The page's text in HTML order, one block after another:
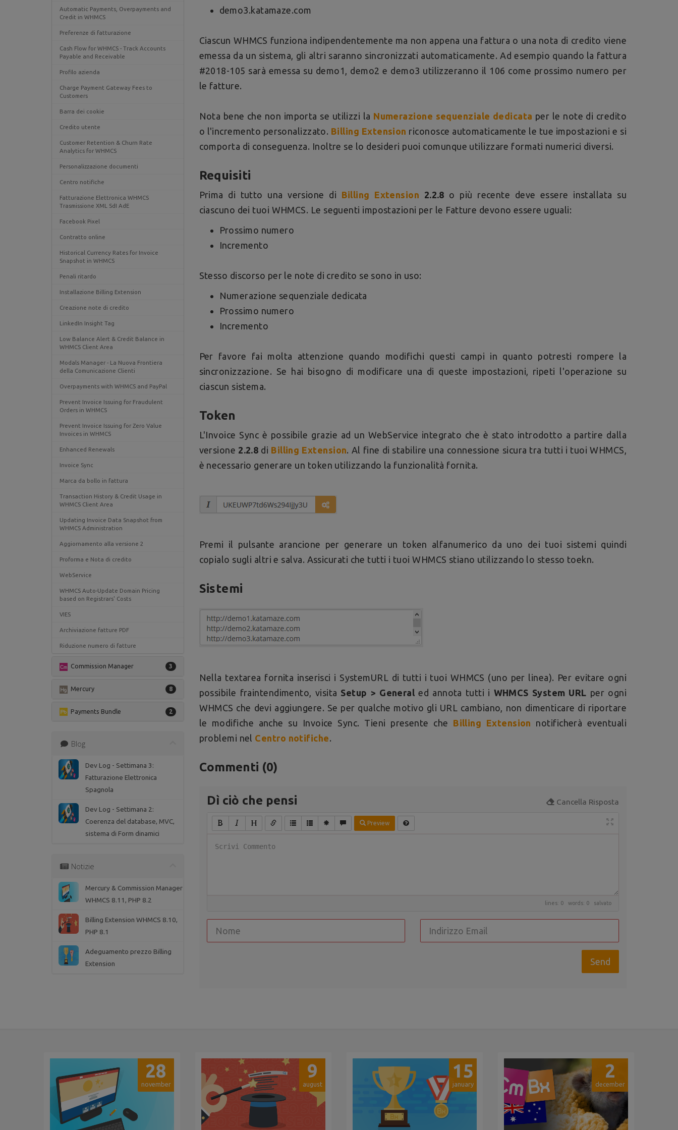
Automatic Payments, Overpayments and
Credit in WHMCS
Preferenze di fatturazione
Cash Flow for WHMCS - Track Accounts
Payable and Receivable
Profilo azienda
Charge Payment Gateway Fees to
Customers
Barra dei cookie
Credito utente
Customer Retention & Churn Rate
Analytics for WHMCS
Personalizzazione documenti
Centro notifiche
Fatturazione Elettronica WHMCS
Trasmissione XML SdI AdE
Facebook Pixel
Contratto online
Historical Currency Rates for Invoice
Snapshot in WHMCS
Penali ritardo
Installazione Billing Extension
Creazione note di credito
LinkedIn Insight Tag
Low Balance Alert & Credit Balance in
WHMCS Client Area
Modals Manager - La Nuova Frontiera
della Comunicazione Clienti
Overpayments with WHMCS and PayPal
Prevent Invoice Issuing for Fraudulent
Orders in WHMCS
Prevent Invoice Issuing for Zero Value
Invoices in WHMCS
Enhanced Renewals
Invoice Sync
Marca da bollo in fattura
Transaction History & Credit Usage in
WHMCS Client Area
Updating Invoice Data Snapshot from
WHMCS Administration
Aggiornamento alla versione 2
Proforma e Nota di credito
WebService
WHMCS Auto-Update Domain Pricing
based on Registrars' Costs
VIES
Archiviazione fatture PDF
Riduzione numero di fatture
Commission Manager 3
Mercury 8
Payments Bundle 2
Blog
Dev Log - Settimana 3:
Fatturazione Elettronica
Spagnola
Dev Log - Settimana 2:
Coerenza del database, MVC,
sistema di Form dinamici
Notizie
Mercury & Commission Manager
WHMCS 8.11, PHP 8.2
Billing Extension WHMCS 8.10,
PHP 8.1
Adeguamento prezzo Billing
Extension
demo3.katamaze.com
Ciascun WHMCS funziona indipendentemente ma non appena una fattura o una nota di credito viene
emessa da un sistema, gli altri saranno sincronizzati automaticamente. Ad esempio quando la fattura
#2018-105 sarà emessa su demo1, demo2 e demo3 utilizzeranno il 106 come prossimo numero per
le fatture.
Nota bene che non importa se utilizzi la Numerazione sequenziale dedicata per le note di credito
o l'incremento personalizzato. Billing Extension riconosce automaticamente le tue impostazioni e si
comporta di conseguenza. Inoltre se lo desideri puoi comunque utilizzare formati numerici diversi.
Requisiti
Prima di tutto una versione di Billing Extension 2.2.8 o più recente deve essere installata su
ciascuno dei tuoi WHMCS. Le seguenti impostazioni per le Fatture devono essere uguali:
Prossimo numero
Incremento
Stesso discorso per le note di credito se sono in uso:
Numerazione sequenziale dedicata
Prossimo numero
Incremento
Per favore fai molta attenzione quando modifichi questi campi in quanto potresti rompere la
sincronizzazione. Se hai bisogno di modificare una di queste impostazioni, ripeti l'operazione su
ciascun sistema.
Token
L'Invoice Sync è possibile grazie ad un WebService integrato che è stato introdotto a partire dalla
versione 2.2.8 di Billing Extension. Al fine di stabilire una connessione sicura tra tutti i tuoi WHMCS,
è necessario generare un token utilizzando la funzionalità fornita.
Premi il pulsante arancione per generare un token alfanumerico da uno dei tuoi sistemi quindi
copialo sugli altri e salva. Assicurati che tutti i tuoi WHMCS stiano utilizzando lo stesso toekn.
Sistemi
Nella textarea fornita inserisci i SystemURL di tutti i tuoi WHMCS (uno per linea). Per evitare ogni
possibile fraintendimento, visita Setup > General ed annota tutti i WHMCS System URL per ogni
WHMCS che devi aggiungere. Se per qualche motivo gli URL cambiano, non dimenticare di riportare
le modifiche anche su Invoice Sync. Tieni presente che Billing Extension notificherà eventuali
problemi nel Centro notifiche.
Commenti (0)
Dì ciò che pensi Cancella Risposta
Preview
lines: 0 words: 0 salvato
28
november
9
august
15
january
2
december